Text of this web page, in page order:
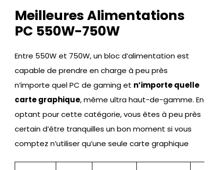
Meilleures Alimentations
PC 550W-750W
Entre 550W et 750W, un bloc d’alimentation est
capable de prendre en charge à peu près
n’importe quel PC de gaming et n’importe quelle
carte graphique, même ultra haut-de-gamme. En
optant pour cette catégorie, vous êtes à peu près
certain d’être tranquilles un bon moment si vous
comptez n’utiliser qu’une seule carte graphique